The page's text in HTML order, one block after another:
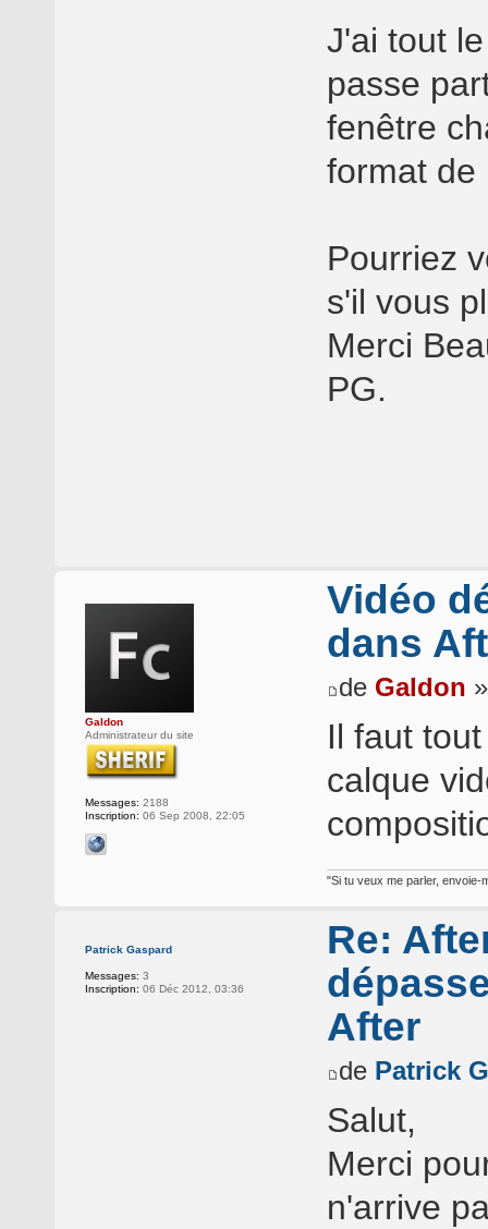
J'ai tout
passe
fenêtre
format de
Pourriez
s'il vous
Merci
PG.
Galdon
Administrateur du site
Messages: 2188
Inscription: 06 Sep 2008, 22:05
Vidéo
dans
de Galdon
Il faut
calque
"Si tu veux me parler, envoie-
Patrick Gaspard
Messages: 3
Inscription: 06 Déc 2012, 03:36
Re:
After
de Patrick
Salut,
Merci
n'arrive